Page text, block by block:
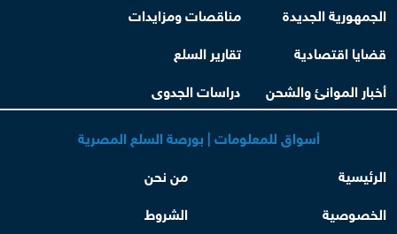
الجمهورية الجديدة
مناقصات ومزايدات
قضايا اقتصادية
تقارير السلع
أخبار الموانئ والشحن
دراسات الجدوى
أسواق للمعلومات | بورصة السلع المصرية
الرئيسية
من نحن
الخصوصية
الشروط